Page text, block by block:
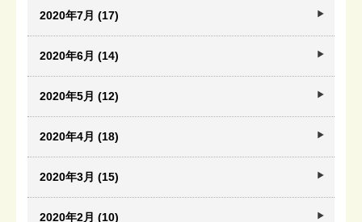
2020年7月 (17)
2020年6月 (14)
2020年5月 (12)
2020年4月 (18)
2020年3月 (15)
2020年2月 (10)